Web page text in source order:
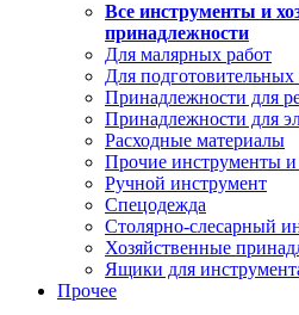
Все инструменты и
принадлежности
Для малярных работ
Для подготовительных
Принадлежности для
Принадлежности для
Расходные материалы
Прочие инструменты
Ручной инструмент
Спецодежда
Столярно-слесарный
Хозяйственные
Ящики для
Прочее